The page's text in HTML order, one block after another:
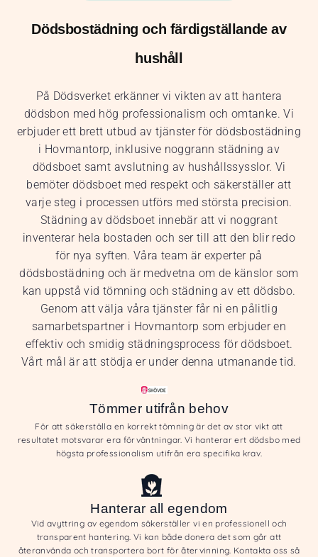
Dödsbostädning och färdigställande av
hushåll
På Dödsverket erkänner vi vikten av att hantera
dödsbon med hög professionalism och omtanke. Vi
erbjuder ett brett utbud av tjänster för dödsbostädning
i Hovmantorp, inklusive noggrann städning av
dödsboet samt avslutning av hushållssysslor. Vi
bemöter dödsboet med respekt och säkerställer att
varje steg i processen utförs med största precision.
Städning av dödsboet innebär att vi noggrant
inventerar hela bostaden och ser till att den blir redo
för nya syften. Våra team är experter på
dödsbostädning och är medvetna om de känslor som
kan uppstå vid tömning och städning av ett dödsbo.
Genom att välja våra tjänster får ni en pålitlig
samarbetspartner i Hovmantorp som erbjuder en
effektiv och smidig städningsprocess för dödsboet.
Vårt mål är att stödja er under denna utmanande tid.
Tömmer utifrån behov
För att säkerställa en korrekt tömning är det av stor vikt att
resultatet motsvarar era förväntningar. Vi hanterar ert dödsbo med
högsta professionalism utifrån era specifika krav.
Hanterar all egendom
Vid avyttring av egendom säkerställer vi en professionell och
transparent hantering. Vi kan både donera det som går att
återanvända och transportera bort för återvinning. Kontakta oss så